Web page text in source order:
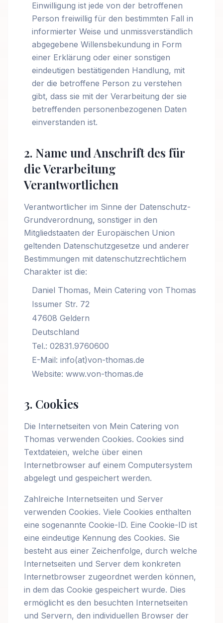
Einwilligung ist jede von der betroffenen
Person freiwillig für den bestimmten Fall in
informierter Weise und unmissverständlich
abgegebene Willensbekundung in Form
einer Erklärung oder einer sonstigen
eindeutigen bestätigenden Handlung, mit
der die betroffene Person zu verstehen
gibt, dass sie mit der Verarbeitung der sie
betreffenden personenbezogenen Daten
einverstanden ist.
2. Name und Anschrift des für
die Verarbeitung
Verantwortlichen
Verantwortlicher im Sinne der Datenschutz-
Grundverordnung, sonstiger in den
Mitgliedstaaten der Europäischen Union
geltenden Datenschutzgesetze und anderer
Bestimmungen mit datenschutzrechtlichem
Charakter ist die:
Daniel Thomas, Mein Catering von Thomas
Issumer Str. 72
47608 Geldern
Deutschland
Tel.: 02831.9760600
E-Mail: info(at)von-thomas.de
Website: www.von-thomas.de
3. Cookies
Die Internetseiten von Mein Catering von
Thomas verwenden Cookies. Cookies sind
Textdateien, welche über einen
Internetbrowser auf einem Computersystem
abgelegt und gespeichert werden.
Zahlreiche Internetseiten und Server
verwenden Cookies. Viele Cookies enthalten
eine sogenannte Cookie-ID. Eine Cookie-ID ist
eine eindeutige Kennung des Cookies. Sie
besteht aus einer Zeichenfolge, durch welche
Internetseiten und Server dem konkreten
Internetbrowser zugeordnet werden können,
in dem das Cookie gespeichert wurde. Dies
ermöglicht es den besuchten Internetseiten
und Servern, den individuellen Browser der